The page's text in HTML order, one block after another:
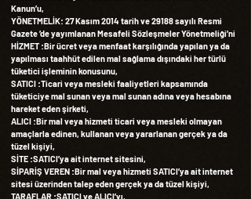
Kanun’u,
YÖNETMELİK: 27 Kasım 2014 tarih ve 29188 sayılı Resmi
Gazete ’de yayımlanan Mesafeli Sözleşmeler Yönetmeliği’ni
HİZMET :Bir ücret veya menfaat karşılığında yapılan ya da
yapılması taahhüt edilen mal sağlama dışındaki her türlü
tüketici işleminin konusunu,
SATICI :Ticari veya mesleki faaliyetleri kapsamında
tüketiciye mal sunan veya mal sunan adına veya hesabına
hareket eden şirketi,
ALICI :Bir mal veya hizmeti ticari veya mesleki olmayan
amaçlarla edinen, kullanan veya yararlanan gerçek ya da
tüzel kişiyi,
SİTE :SATICI’ya ait internet sitesini,
SİPARİŞ VEREN :Bir mal veya hizmeti SATICI’ya ait internet
sitesi üzerinden talep eden gerçek ya da tüzel kişiyi,
TARAFLAR :SATICI ve ALICI’yı,